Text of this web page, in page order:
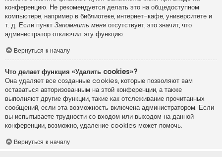
конференцию. Не рекомендуется делать это на общедоступном
компьютере, например в библиотеке, интернет-кафе, университете и
т. д. Если пункт Запомнить меня отсутствует, это значит, что
администратор отключил эту функцию.
Вернуться к началу
Что делает функция «Удалить cookies»?
Она удаляет все созданные cookies, которые позволяют вам
оставаться авторизованным на этой конференции, а также
выполняют другие функции, такие как отслеживание прочитанных
сообщений, если эта возможность включена администратором. Если
вы испытываете трудности со входом или выходом на данной
конференции, возможно, удаление cookies может помочь.
Вернуться к началу